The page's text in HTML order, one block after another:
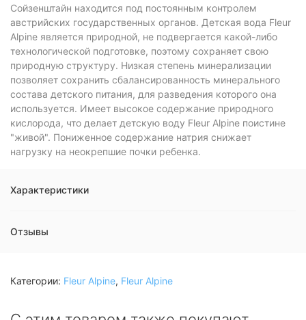
Сойзенштайн находится под постоянным контролем
австрийских государственных органов. Детская вода Fleur
Alpine является природной, не подвергается какой-либо
технологической подготовке, поэтому сохраняет свою
природную структуру. Низкая степень минерализации
позволяет сохранить сбалансированность минерального
состава детского питания, для разведения которого она
используется. Имеет высокое содержание природного
кислорода, что делает детскую воду Fleur Alpine поистине
"живой". Пониженное содержание натрия снижает
нагрузку на неокрепшие почки ребенка.
Характеристики
Отзывы
Категории: Fleur Alpine, Fleur Alpine